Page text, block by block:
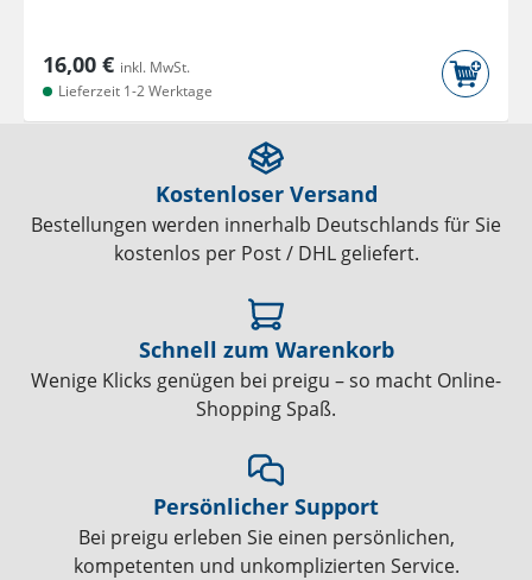
16,00 € inkl. MwSt.
Lieferzeit 1-2 Werktage
Kostenloser Versand
Bestellungen werden innerhalb Deutschlands für Sie
kostenlos per Post / DHL geliefert.
Schnell zum Warenkorb
Wenige Klicks genügen bei preigu – so macht Online-
Shopping Spaß.
Persönlicher Support
Bei preigu erleben Sie einen persönlichen,
kompetenten und unkomplizierten Service.